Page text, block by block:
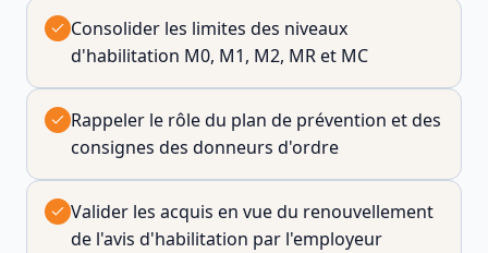
Consolider les limites des niveaux
d'habilitation M0, M1, M2, MR et MC
Rappeler le rôle du plan de prévention et des
consignes des donneurs d'ordre
Valider les acquis en vue du renouvellement
de l'avis d'habilitation par l'employeur